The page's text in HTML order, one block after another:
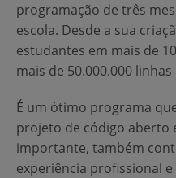
programação de três
escola. Desde a sua
estudantes em mais de
mais de 50.000.000
É um ótimo programa
projeto de código aberto
importante, também
experiência profissional